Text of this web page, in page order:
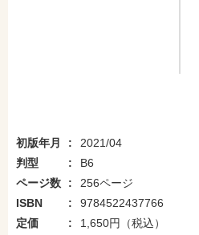
初版年月
2021/04
判型
B6
ページ数
256ページ
ISBN
9784522437766
定価
1,650円（税込）